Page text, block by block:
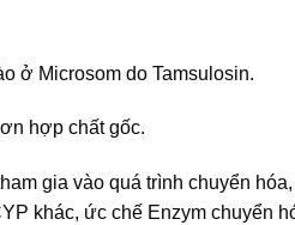
ở Microsom do Tamsulosin.
hợp chất gốc.
gia vào quá trình chuyển
khác, ức chế Enzym chuyển